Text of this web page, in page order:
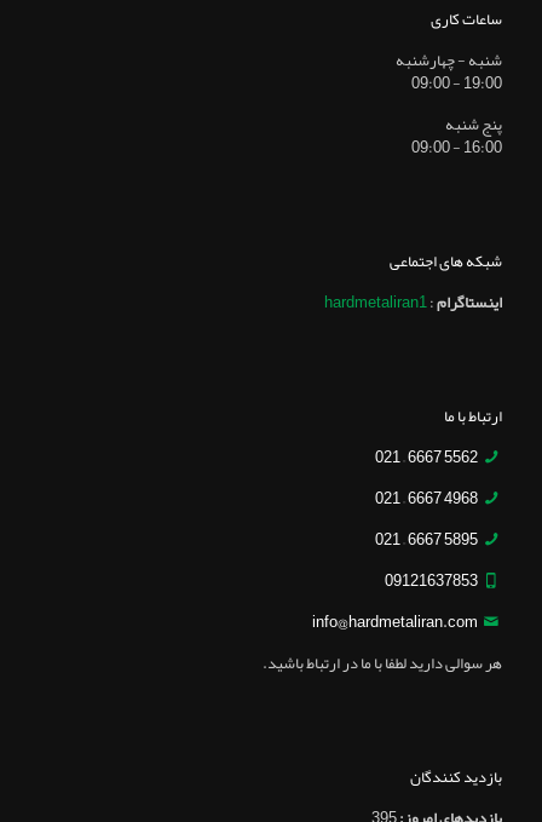
ساعات کاری
شنبه - چهارشنبه
19:00 - 09:00
پنج شنبه
16:00 - 09:00
شبکه های اجتماعی
اینستاگرام:
hardmetaliran1
ارتباط با ما
5562 6667 – 021
4968 6667 – 021
5895 6667 – 021
09121637853
info@hardmetaliran.com
هر سوالی دارید لطفا با ما در ارتباط باشید.
بازدید کنندگان